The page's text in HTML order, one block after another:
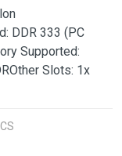
DDR 333 (PC
Supported:
Slots: 1x